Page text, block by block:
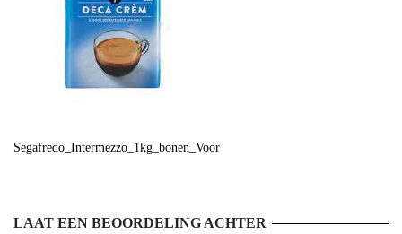
Segafredo_Intermezzo_1kg_bonen_Voor
LAAT EEN BEOORDELING ACHTER